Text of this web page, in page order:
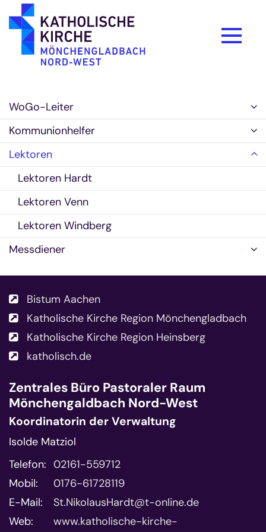
Zum Inhalt springen
WoGo-Leiter
Kommunionhelfer
Lektoren
Lektoren Hardt
Lektoren Venn
Lektoren Windberg
Messdiener
Bistum Aachen
Katholische Kirche Region Mönchengladbach
Katholische Kirche Region Heinsberg
katholisch.de
Zentrales Büro Pastoraler Raum
Mönchengaldbach Nord-West
Koordinatorin der Verwaltung
Isolde Matziol
Telefon: 02161-559712
Mobil:
0176-61728119
E-Mail:
St.NikolausHardt@t-online.de
Web:
www.katholische-kirche-